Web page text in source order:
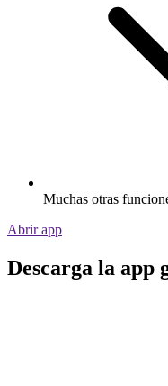
Muchas otras
Abrir app
Descarga la